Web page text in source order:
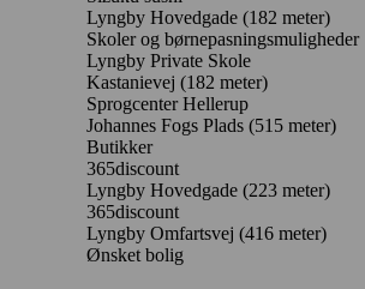
Lyngby Hovedgade (182 meter)
Skoler og børnepasningsmuligheder
Lyngby Private Skole
Kastanievej (182 meter)
Sprogcenter Hellerup
Johannes Fogs Plads (515 meter)
Butikker
365discount
Lyngby Hovedgade (223 meter)
365discount
Lyngby Omfartsvej (416 meter)
Ønsket bolig